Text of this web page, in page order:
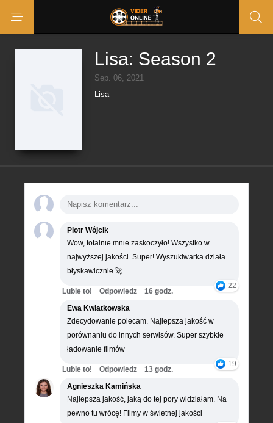
Lisa: Season 2
Sep. 06, 2021
Lisa
Piotr Wójcik
Wow, totalnie mnie zaskoczyło! Wszystko w
najwyższej jakości. Super! Wyszukiwarka działa
błyskawicznie 🚀
22
Lubie to! Odpowiedz
16 godz.
Ewa Kwiatkowska
Zdecydowanie polecam. Najlepsza jakość w
porównaniu do innych serwisów. Super szybkie
ładowanie filmów
19
Lubie to! Odpowiedz
13 godz.
Agnieszka Kamińska
Najlepsza jakość, jaką do tej pory widziałam. Na
pewno tu wrócę! Filmy w świetnej jakości